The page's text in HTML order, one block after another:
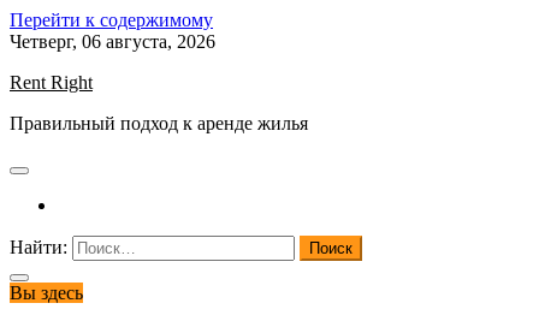
Перейти к содержимому
Четверг, 06 августа, 2026
Rent Right
Правильный подход к аренде жилья
Найти:
Вы здесь